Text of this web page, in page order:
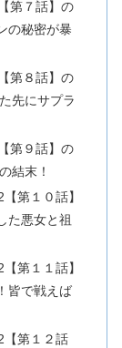
第７話】の
の秘密が暴
第８話】の
先にサプラ
第９話】の
結末！
第１０話】
た悪女と祖
第１１話】
皆で戦えば
【第１２話